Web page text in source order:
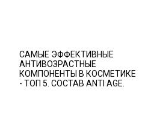
САМЫЕ ЭФФЕКТИВНЫЕ
АНТИВОЗРАСТНЫЕ
КОМПОНЕНТЫ В КОСМЕТИКЕ
- ТОП 5. СОСТАВ ANTI AGE.